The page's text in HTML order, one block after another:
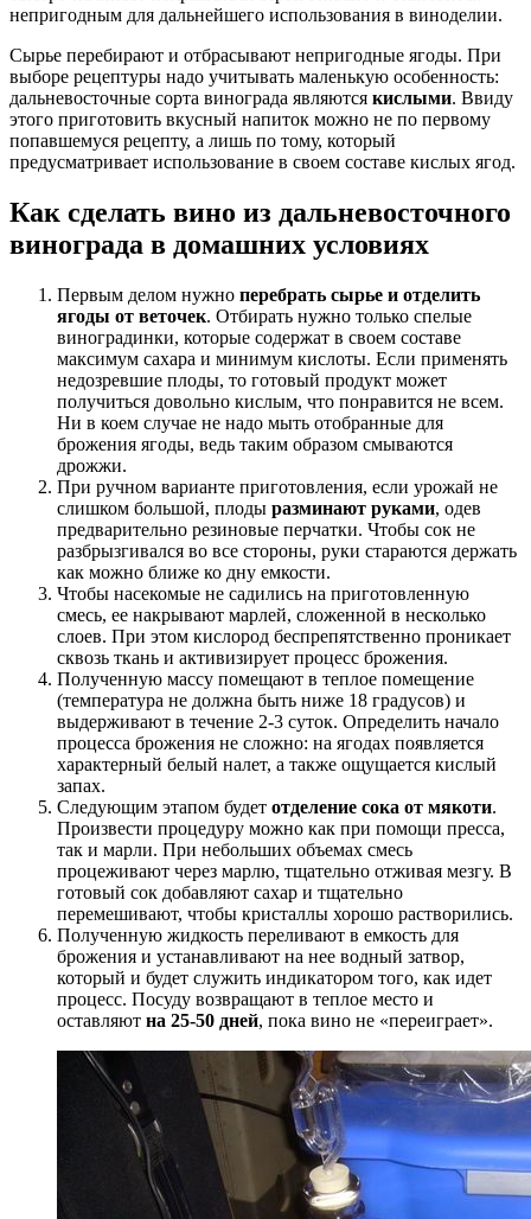
непригодным для дальнейшего использования в виноделии.
Сырье перебирают и отбрасывают непригодные ягоды. При
выборе рецептуры надо учитывать маленькую особенность:
дальневосточные сорта винограда являются кислыми. Ввиду
этого приготовить вкусный напиток можно не по первому
попавшемуся рецепту, а лишь по тому, который
предусматривает использование в своем составе кислых ягод.
Как сделать вино из дальневосточного
винограда в домашних условиях
Первым делом нужно перебрать сырье и отделить
ягоды от веточек. Отбирать нужно только спелые
виноградинки, которые содержат в своем составе
максимум сахара и минимум кислоты. Если применять
недозревшие плоды, то готовый продукт может
получиться довольно кислым, что понравится не всем.
Ни в коем случае не надо мыть отобранные для
брожения ягоды, ведь таким образом смываются
дрожжи.
При ручном варианте приготовления, если урожай не
слишком большой, плоды разминают руками, одев
предварительно резиновые перчатки. Чтобы сок не
разбрызгивался во все стороны, руки стараются держать
как можно ближе ко дну емкости.
Чтобы насекомые не садились на приготовленную
смесь, ее накрывают марлей, сложенной в несколько
слоев. При этом кислород беспрепятственно проникает
сквозь ткань и активизирует процесс брожения.
Полученную массу помещают в теплое помещение
(температура не должна быть ниже 18 градусов) и
выдерживают в течение 2-3 суток. Определить начало
процесса брожения не сложно: на ягодах появляется
характерный белый налет, а также ощущается кислый
запах.
Следующим этапом будет отделение сока от мякоти.
Произвести процедуру можно как при помощи пресса,
так и марли. При небольших объемах смесь
процеживают через марлю, тщательно отживая мезгу. В
готовый сок добавляют сахар и тщательно
перемешивают, чтобы кристаллы хорошо растворились.
Полученную жидкость переливают в емкость для
брожения и устанавливают на нее водный затвор,
который и будет служить индикатором того, как идет
процесс. Посуду возвращают в теплое место и
оставляют на 25-50 дней, пока вино не «переиграет».